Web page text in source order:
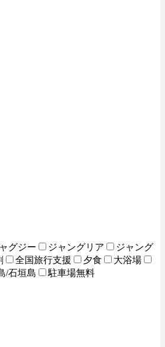
グジー ジャングリア
ジャング
全国旅行支援 夕食
大浴場
/石垣島 駐車場無料